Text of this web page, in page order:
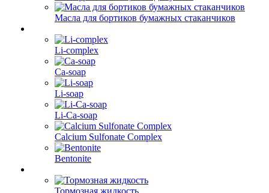
Масла для бортиков бумажных стаканчиков
Li-complex
Ca-soap
Li-soap
Li-Ca-soap
Calcium Sulfonate Complex
Bentonite
Тормозная жидкость